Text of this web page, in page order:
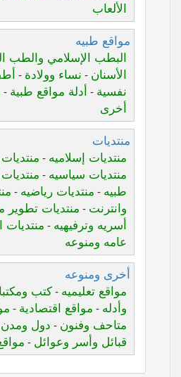
الألعاب
مواقع طبيه
البطب الإسلامي والطب
الأسنان - نساء وولادة -
نفسية - أدلة مواقع طبية -
أخرى
منتديات
منتديات إسلاميه -
منتديات سياسيه - منتديات
طبيه - منتديات رياضيه -
وانترنت - منتديات تطوير
أسريه وترفيهيه - منتديات
عامه ومنوعه
أخرى ومنوعه
مواقع تعليميه - كتب
وأدله - مواقع اقتصادية -
متاحف وفنون - دول ومدن
قبائل وأسر وعوائل -